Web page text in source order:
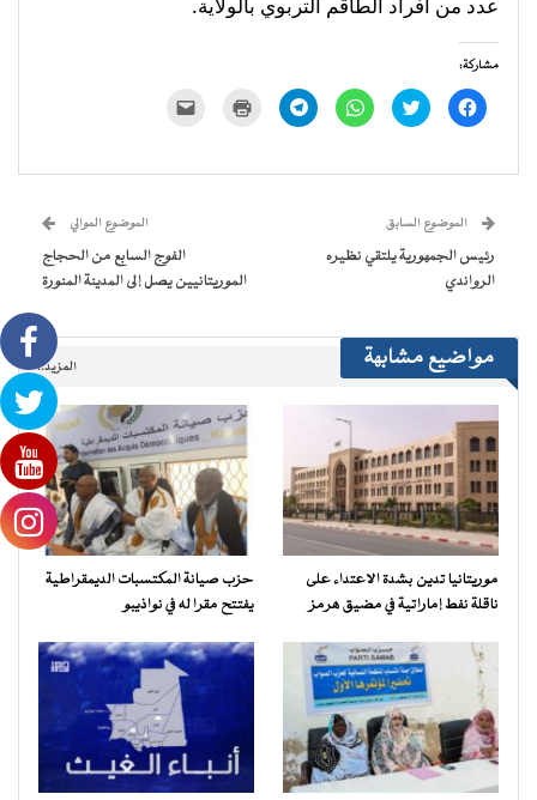
عدد من أفراد الطاقم التربوي بالولاية.
مشاركة:
انقر
للمشاركة
في
اضغط
للمشاركة
في
انقر
للمشاركة
في
انقر
للمشاركة
في
للطباعة
جديدة) الإلكتروني
نافذة
جديدة)
الموضوع السابق
رئيس الجمهورية يلتقي نظيره
الرواندي
الموضوع الموالي
الفوج السابع من الحجاج
الموريتانيين يصل إلى المدينة المنورة
مواضيع مشابهة المزيد..
موريتانيا تدين بشدة الاعتداء على
ناقلة نفط إماراتية في مضيق هرمز
حزب صيانة المكتسبات الديمقراطية
يفتتح مقرا له في نواذيبو